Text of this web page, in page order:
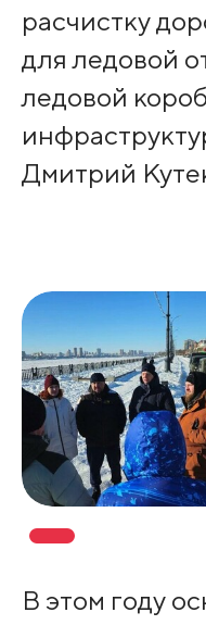
расчистку
для ледовой
ледовой
Дмитрий
В этом году